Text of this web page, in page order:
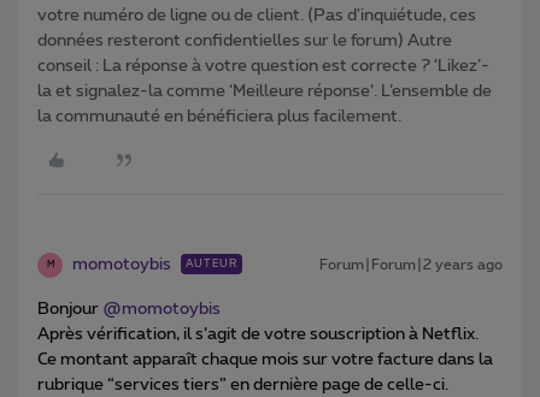
votre numéro de ligne ou de client. (Pas d'inquiétude, ces
données resteront confidentielles sur le forum) Autre
conseil : La réponse à votre question est correcte ? ‘Likez’-
la et signalez-la comme ‘Meilleure réponse’. L’ensemble de
la communauté en bénéficiera plus facilement.
M momotoybis AUTEUR Forum|Forum|2 years ago
Bonjour @momotoybis
Après vérification, il s’agit de votre souscription à Netflix.
Ce montant apparaît chaque mois sur votre facture dans la
rubrique “services tiers” en dernière page de celle-ci.